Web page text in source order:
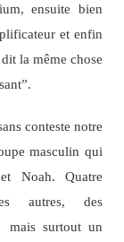
ensuite bien
et enfin
la même chose
conteste notre
masculin qui
Noah. Quatre
autres, des
mais surtout un